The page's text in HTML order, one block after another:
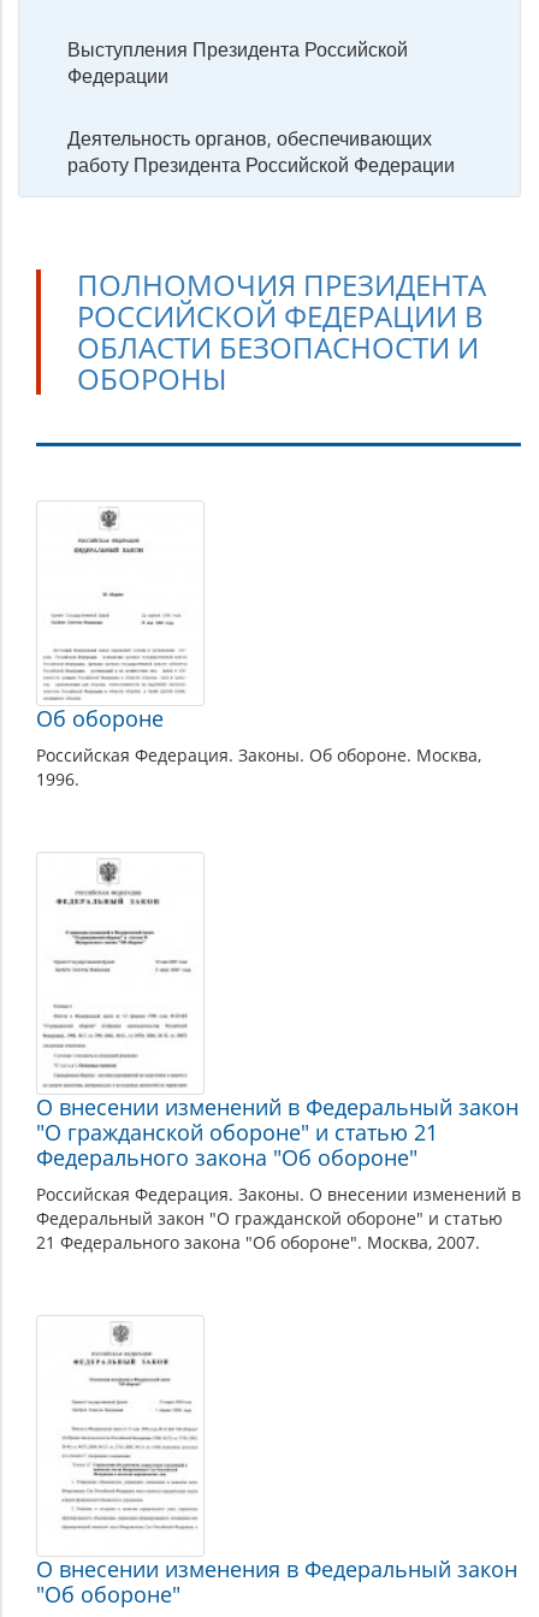
Выступления Президента Российской
Федерации
Деятельность органов, обеспечивающих
работу Президента Российской Федерации
ПОЛНОМОЧИЯ ПРЕЗИДЕНТА
РОССИЙСКОЙ ФЕДЕРАЦИИ В
ОБЛАСТИ БЕЗОПАСНОСТИ И
ОБОРОНЫ
Полномочия
Президента
Федерации
области
безопасности
и
обороны
Об обороне
Российская Федерация. Законы. Об обороне. Москва,
1996.
О внесении изменений в Федеральный закон
"О гражданской обороне" и статью 21
Федерального закона "Об обороне"
Российская Федерация. Законы. О внесении изменений в
Федеральный закон "О гражданской обороне" и статью
21 Федерального закона "Об обороне". Москва, 2007.
О внесении изменения в Федеральный закон
"Об обороне"